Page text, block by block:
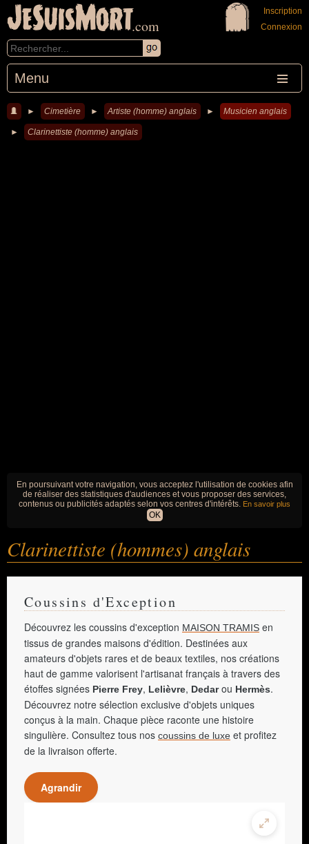
JeSuisMort.com
Menu
Inscription
Connexion
► Cimetière ► Artiste (homme) anglais ► Musicien anglais
► Clarinettiste (homme) anglais
En poursuivant votre navigation, vous acceptez l'utilisation de cookies afin
de réaliser des statistiques d'audiences et vous proposer des services,
contenus ou publicités adaptés selon vos centres d'intérêts. En savoir plus
OK
Clarinettiste (hommes) anglais
Coussins d'Exception
Découvrez les coussins d'exception MAISON TRAMIS en
tissus de grandes maisons d'édition. Destinées aux
amateurs d'objets rares et de beaux textiles, nos créations
haut de gamme valorisent l'artisanat français à travers des
étoffes signées Pierre Frey, Lelièvre, Dedarou Hermès.
Découvrez notre sélection exclusive d'objets uniques
conçus à la main. Chaque pièce raconte une histoire
singulière. Consultez tous nos coussins de luxe et profitez
de la livraison offerte.
Agrandir